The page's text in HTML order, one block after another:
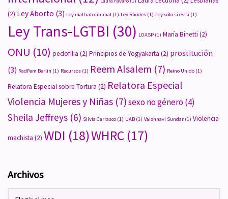
(2) Ley Aborto (3) Ley maltrato animal (1) Ley Rhodes (1) Ley sólo sí es sí (1)
Ley Trans-LGTBI (30) LOASP (1) María Binetti (2)
ONU (10) pedofilia (2) Principios de Yogyakarta (2) prostitución
(3) RadFem Berlin (1) Recursos (1) Reem Alsalem (7) Reino Unido (1)
Relatora Especial sobre Tortura (2) Relatora Especial
Violencia Mujeres y Niñas (7)sexo no género(4)
Sheila Jeffreys (6) Silvia Carrasco (1) UAB (1) Vaishnavi Sundar (1) Violencia
machista (2) WDI (18)WHRC (17)
Archivos